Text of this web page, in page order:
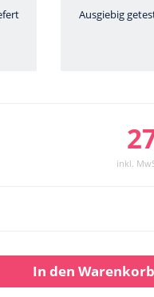
Ausgiebig
inkl.
In den Warenkorb